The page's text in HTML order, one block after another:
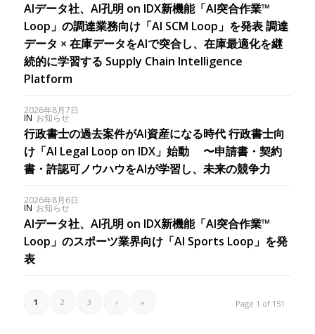
AIデータ社、AI孔明 on IDX新機能「AI突合作業™
Loop」の調達業務向け「AI SCM Loop」を発表 調達
データ × 在庫データをAIで突合し、在庫最適化を継
続的に学習する Supply Chain Intelligence
Platform
2026年8月7日
IN お知らせ
行政書士の過去案件がAI資産になる時代 行政書士向
け「AI Legal Loop on IDX」始動 〜申請書・契約
書・許認可ノウハウをAIが学習し、未来の競争力
2026年8月6日
IN お知らせ
AIデータ社、AI孔明 on IDX新機能「AI突合作業™︎
Loop」のスポーツ業界向け「AI Sports Loop」を発
表
Page 1 of 151
1 2 3 › »